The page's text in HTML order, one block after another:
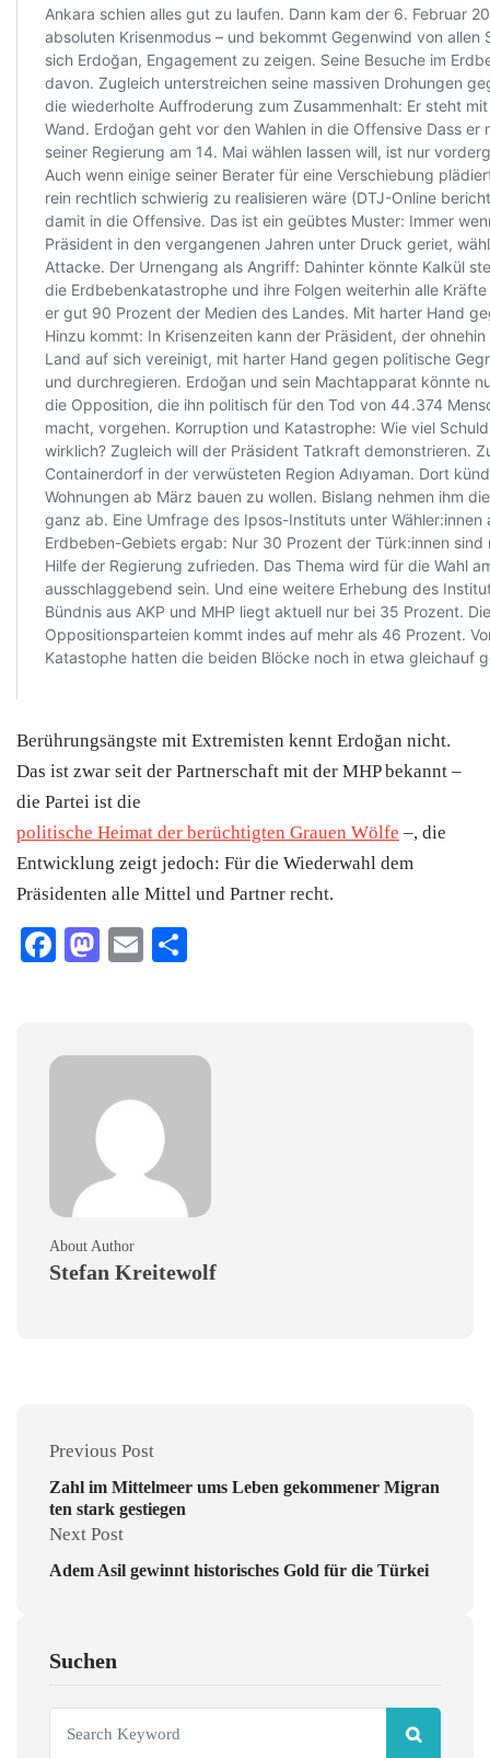
Berührungsängste mit Extremisten kennt Erdoğan nicht.
Das ist zwar seit der Partnerschaft mit der MHP bekannt –
die Partei ist die
politische Heimat der berüchtigten Grauen Wölfe –, die
Entwicklung zeigt jedoch: Für die Wiederwahl dem
Präsidenten alle Mittel und Partner recht.
Facebook
Mastodon
Email
About Author
Stefan Kreitewolf
Previous Post
Zahl im Mittelmeer ums Leben gekommener Migran
ten stark gestiegen
Next Post
Adem Asil gewinnt historisches Gold für die Türkei
Suchen